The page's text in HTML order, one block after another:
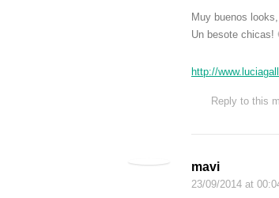
Muy buenos
Un besote chicas!
http://
Reply to this
mavi
23/09/2014 at